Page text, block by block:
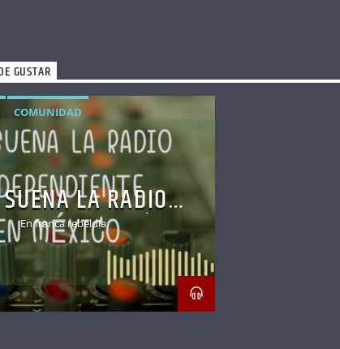
GUSTAR
COMUNIDAD
LA RADIO
EN MÉXICO
En franca rebeldía